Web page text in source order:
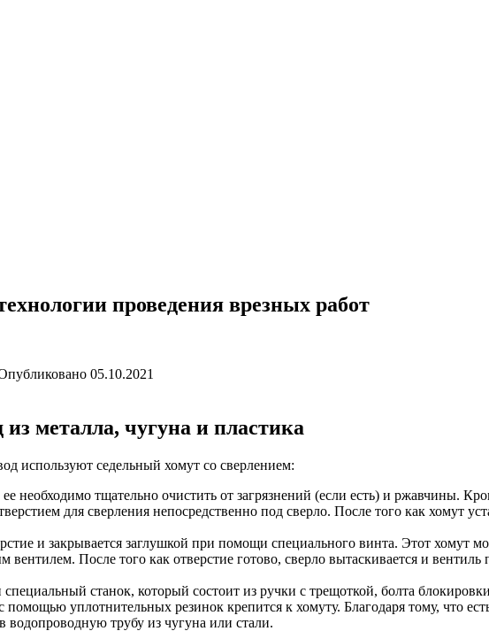
проведения врезных работ
05.10.2021
металла, чугуна и пластика
используют седельный хомут со сверлением:
необходимо тщательно очистить от загрязнений (если есть) и ржавчины.
для сверления непосредственно под сверло. После того как хомут
и закрывается заглушкой при помощи специального винта. Этот хомут
После того как отверстие готово, сверло вытаскивается и
станок, который состоит из ручки с трещоткой, болта
помощью уплотнительных резинок крепится к хомуту. Благодаря тому, что
водопроводную трубу из чугуна или стали.